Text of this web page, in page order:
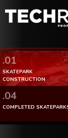
.01
SKATEPARK
CONSTRUCTION
.04
COMPLETED